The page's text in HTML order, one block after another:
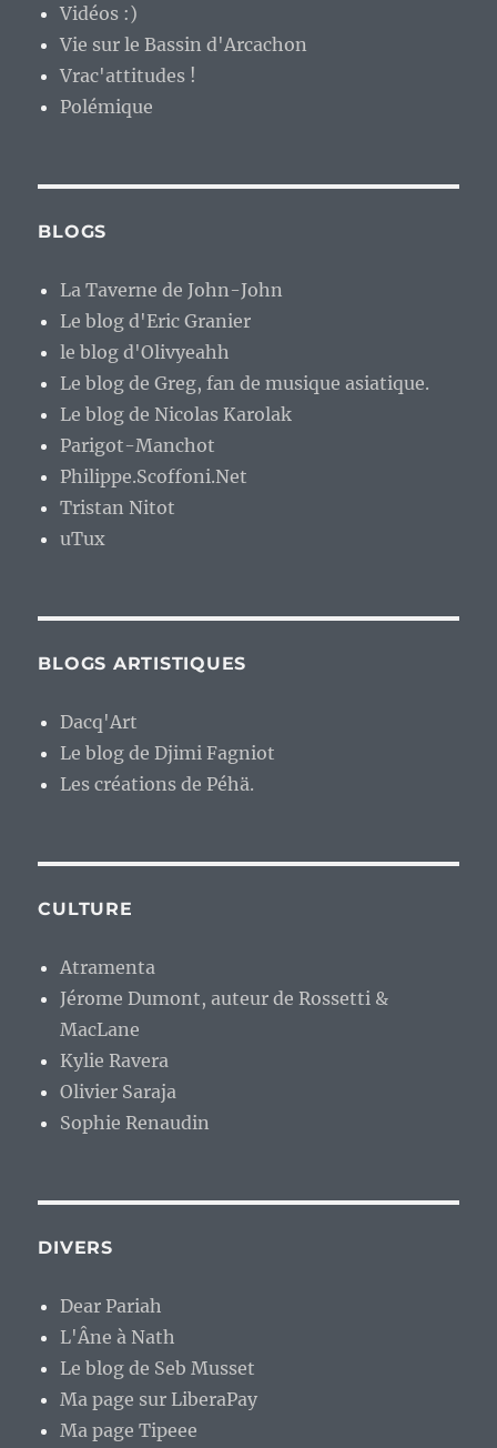
Vidéos :)
Vie sur le Bassin d'Arcachon
Vrac'attitudes !
Polémique
BLOGS
La Taverne de John-John
Le blog d'Eric Granier
le blog d'Olivyeahh
Le blog de Greg, fan de musique asiatique.
Le blog de Nicolas Karolak
Parigot-Manchot
Philippe.Scoffoni.Net
Tristan Nitot
uTux
BLOGS ARTISTIQUES
Dacq'Art
Le blog de Djimi Fagniot
Les créations de Péhä.
CULTURE
Atramenta
Jérome Dumont, auteur de Rossetti &
MacLane
Kylie Ravera
Olivier Saraja
Sophie Renaudin
DIVERS
Dear Pariah
L'Âne à Nath
Le blog de Seb Musset
Ma page sur LiberaPay
Ma page Tipeee